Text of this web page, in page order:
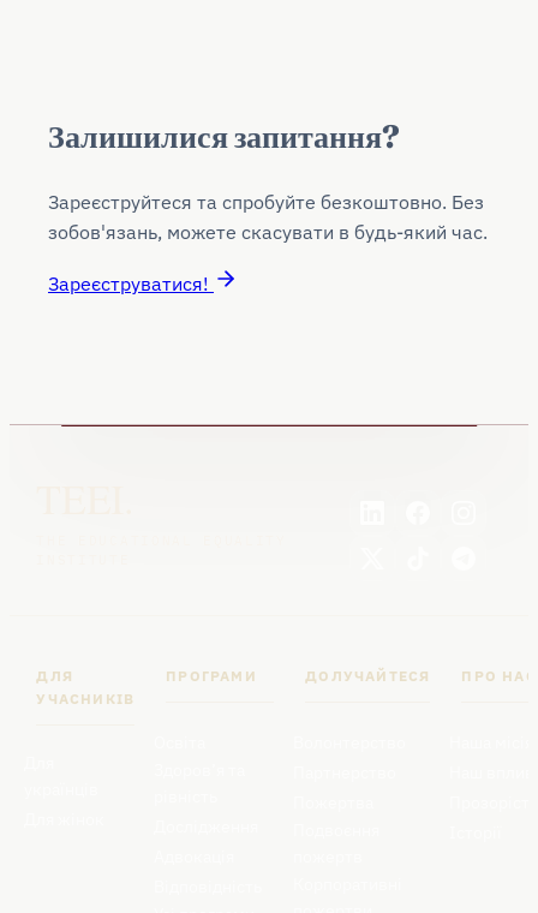
Залишилися запитання?
Зареєструйтеся та спробуйте безкоштовно. Без
зобов'язань, можете скасувати в будь-який час.
Зареєструватися!
ДЛЯ
УЧАСНИКІВ
ПРОГРАМИ ДОЛУЧАЙТЕСЯ ПРО НАС